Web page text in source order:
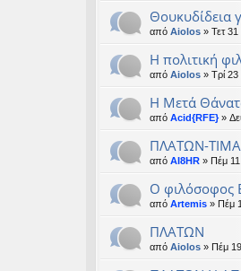
Θουκυδίδεια
από Aiolos » Τετ
Η πολιτική
από Aiolos » Τρί
Η Μετά
από Acid{RFE}»
ΠΛΑΤΩΝ-
από AI8HR » Πέμ
Ο φιλόσοφος
από Artemis » Πέμ
ΠΛΑΤΩΝ
από Aiolos » Πέμ